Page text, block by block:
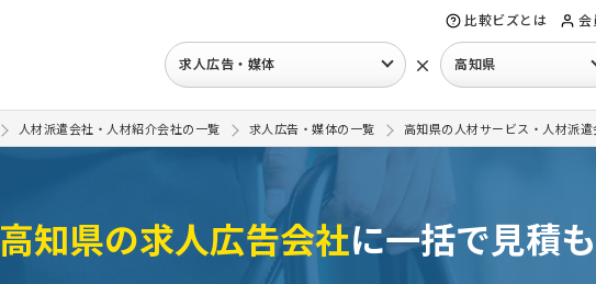
比較ビズとは 会
求人広告・媒体 × 高知県
人材派遣会社・人材紹介会社の一覧 求人広告・媒体の一覧 高知県の人材サービス・人材派
高知県の求人広告会社に一括で見積